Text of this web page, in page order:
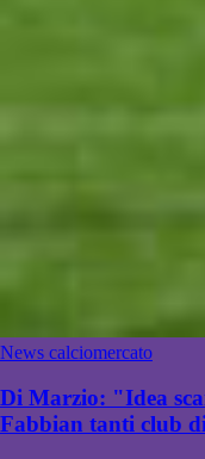
News calciomercato
Di Marzio: "Idea
Fabbian tanti club